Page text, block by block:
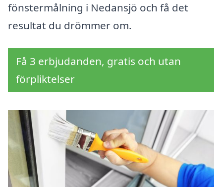
fönstermålning i Nedansjö och få det
resultat du drömmer om.
Få 3 erbjudanden, gratis och utan
förpliktelser